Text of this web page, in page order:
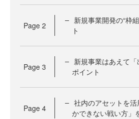
Page 2
新規事業開発の“枠
ト
Page 3
新規事業はあえて
ポイント
Page 4
社内のアセットを
かできない戦い方」